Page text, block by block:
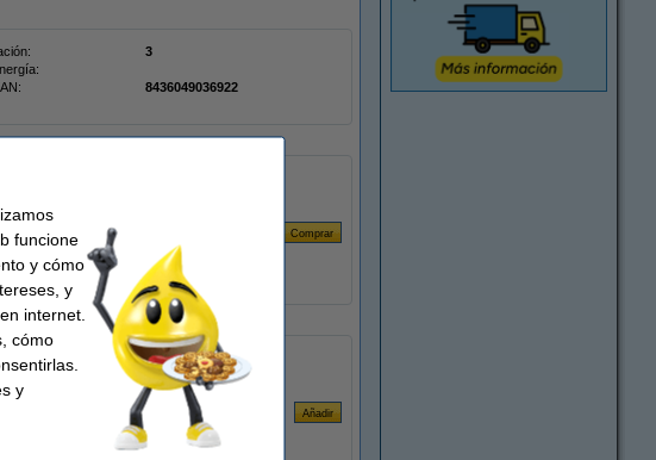
3
8436049036922
funcione
y cómo
y
internet.
cómo
y